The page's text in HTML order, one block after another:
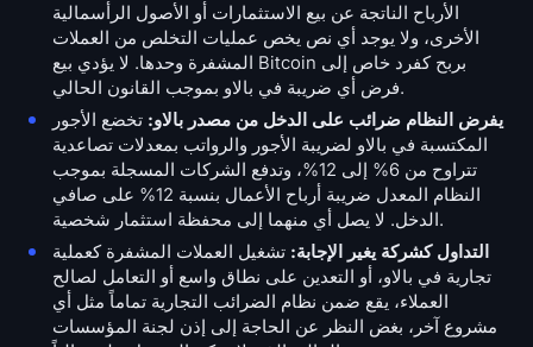
الأرباح الناتجة عن بيع الاستثمارات أو الأصول الرأسمالية
الأخرى، ولا يوجد أي نص يخص عمليات التخلص من العملات
المشفرة وحدها. لا يؤدي بيع Bitcoin بربح كفرد خاص إلى
فرض أي ضريبة في بالاو بموجب القانون الحالي.
يفرض النظام ضرائب على الدخل من مصدر بالاو: تخضع الأجور
المكتسبة في بالاو لضريبة الأجور والرواتب بمعدلات تصاعدية
تتراوح من 6% إلى 12%، وتدفع الشركات المسجلة بموجب
النظام المعدل ضريبة أرباح الأعمال بنسبة 12% على صافي
الدخل. لا يصل أي منهما إلى محفظة استثمار شخصية.
التداول كشركة يغير الإجابة: تشغيل العملات المشفرة كعملية
تجارية في بالاو، أو التعدين على نطاق واسع أو التعامل لصالح
العملاء، يقع ضمن نظام الضرائب التجارية تماماً مثل أي
مشروع آخر، بغض النظر عن الحاجة إلى إذن لجنة المؤسسات